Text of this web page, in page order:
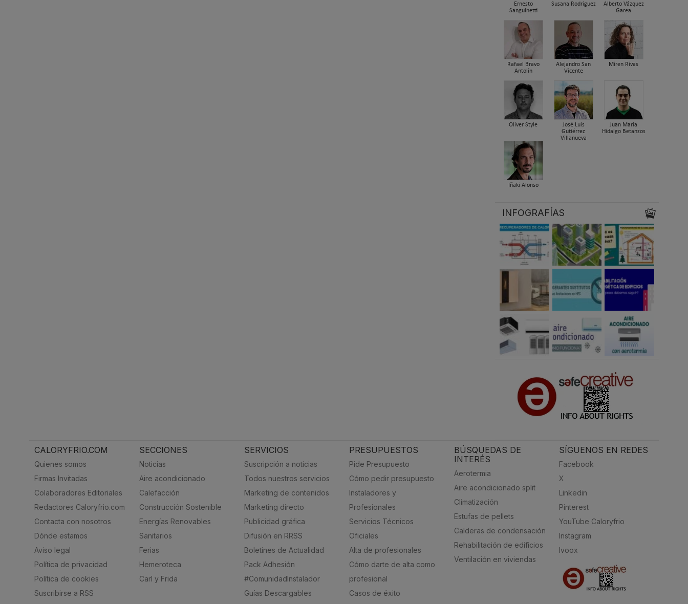
Ernesto
Sanguinetti
Susana Rodriguez
Alberto Vázquez
Garea
Rafael Bravo
Antolín
Alejandro San
Vicente
Miren Rivas
Oliver Style
José Luis
Gutiérrez
Villanueva
Juan María
Hidalgo Betanzos
Iñaki Alonso
INFOGRAFÍAS
CALORYFRIO.COM
Quienes somos
Firmas Invitadas
Colaboradores Editoriales
Redactores Caloryfrio.com
Contacta con nosotros
Dónde estamos
Aviso legal
Política de privacidad
Política de cookies
Suscribirse a RSS
SECCIONES
Noticias
Aire acondicionado
Calefacción
Construcción Sostenible
Energías Renovables
Sanitarios
Ferias
Hemeroteca
Carl y Frida
SERVICIOS
Suscripción a noticias
Todos nuestros servicios
Marketing de contenidos
Marketing directo
Publicidad gráfica
Difusión en RRSS
Boletines de Actualidad
Pack Adhesión
#ComunidadInstalador
Guías Descargables
PRESUPUESTOS
Pide Presupuesto
Cómo pedir presupuesto
Instaladores y
Profesionales
Servicios Técnicos
Oficiales
Alta de profesionales
Cómo darte de alta como
profesional
Casos de éxito
BÚSQUEDAS DE
INTERÉS
Aerotermia
Aire acondicionado split
Climatización
Estufas de pellets
Calderas de condensación
Rehabilitación de edificios
Ventilación en viviendas
SÍGUENOS EN REDES
Facebook
X
Linkedin
Pinterest
YouTube Caloryfrio
Instagram
Ivoox